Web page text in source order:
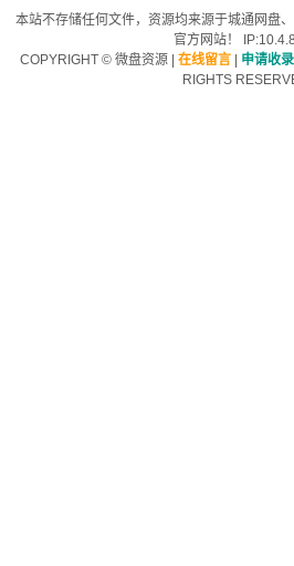
本站不存储任何文件，资源均来源于城通网盘
官方网站！
COPYRIGHT © 微盘资源| 在线留言| 申请收录
RIGHTS